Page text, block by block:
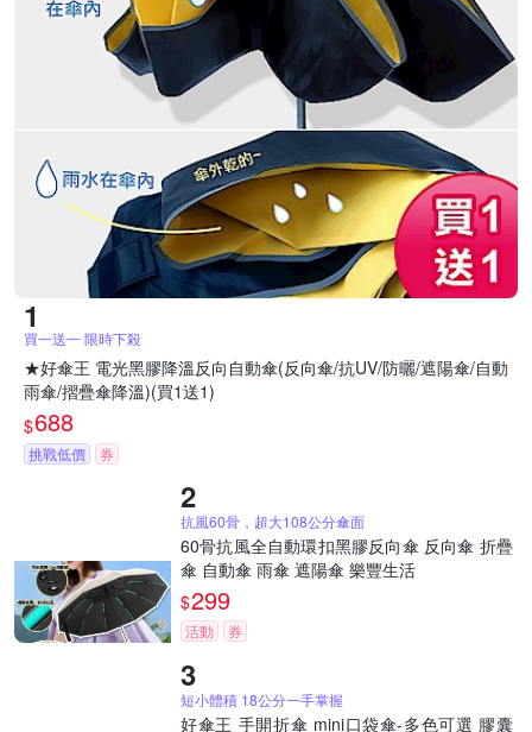
買一送一 限時下殺
★好傘王 電光黑膠降溫反向自動傘(反向傘/抗UV/防曬/遮陽傘/自動
雨傘/摺疊傘降溫)(買1送1)
$688
挑戰低價 券
抗風60骨，超大108公分傘面
60骨抗風全自動環扣黑膠反向傘 反向傘 折疊
傘 自動傘 雨傘 遮陽傘 樂豐生活
$299
活動 券
短小體積 18公分一手掌握
好傘王 手開折傘 mini口袋傘-多色可選 膠囊